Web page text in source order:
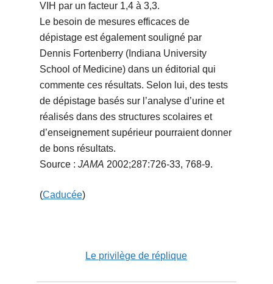
VIH par un facteur 1,4 à 3,3.
Le besoin de mesures efficaces de
dépistage est également souligné par
Dennis Fortenberry (Indiana University
School of Medicine) dans un éditorial qui
commente ces résultats. Selon lui, des tests
de dépistage basés sur l’analyse d’urine et
réalisés dans des structures scolaires et
d’enseignement supérieur pourraient donner
de bons résultats.
Source : JAMA 2002;287:726-33, 768-9.
(Caducée)
Le privilège de réplique